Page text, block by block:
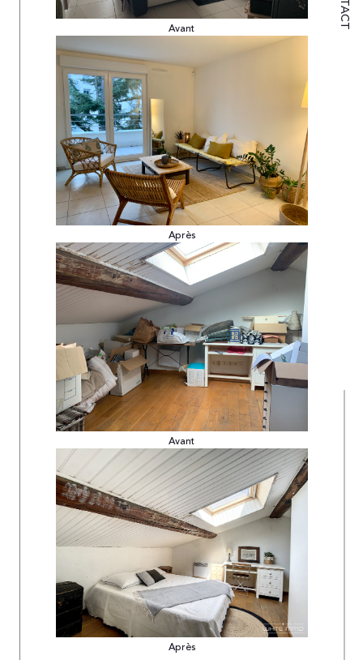
Avant
Après
Avant
Après